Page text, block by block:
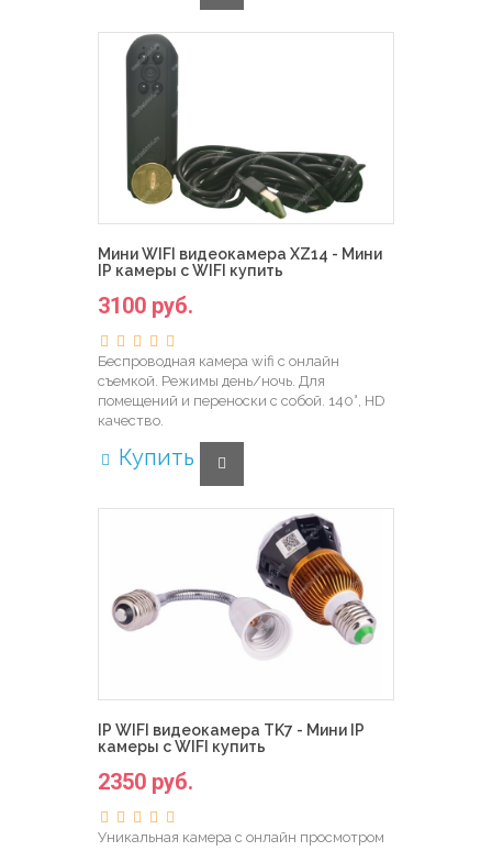
Мини WIFI видеокамера XZ14 - Мини
IP камеры с WIFI купить
3100 руб.
Беспроводная камера wifi с онлайн
съемкой. Режимы день/ночь. Для
помещений и переноски с собой. 140°, HD
качество.
Купить
IP WIFI видеокамера TK7 - Мини IP
камеры с WIFI купить
2350 руб.
Уникальная камера с онлайн просмотром